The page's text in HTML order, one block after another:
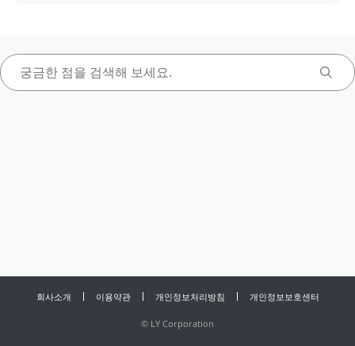
회사소개 이용약관 개인정보처리방침 개인정보보호센터
© LY Corporation